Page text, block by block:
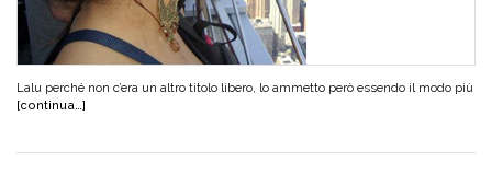
Lalu perché non c’era un altro titolo libero, lo ammetto però essendo il modo più
[continua…]